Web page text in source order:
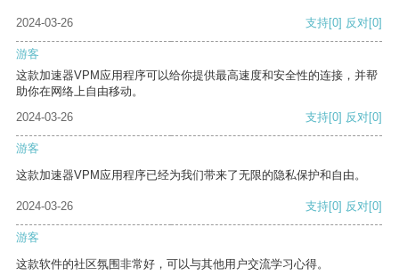
2024-03-26 支持[0] 反对[0]
游客
这款加速器VPM应用程序可以给你提供最高速度和安全性的连接，并帮
助你在网络上自由移动。
2024-03-26
支持[0] 反对[0]
游客
这款加速器VPM应用程序已经为我们带来了无限的隐私保护和自由。
2024-03-26 支持[0] 反对[0]
游客
这款软件的社区氛围非常好，可以与其他用户交流学习心得。